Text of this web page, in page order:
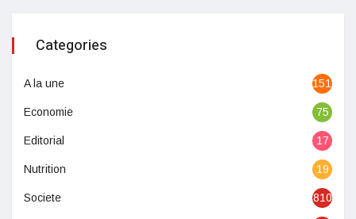
Categories
A la une 1513
Economie 75
Editorial 17
Nutrition 19
Societe 810